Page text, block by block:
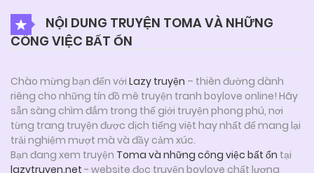
NỘI DUNG TRUYỆN TOMA VÀ NHỮNG
CÔNG VIỆC BẤT ỔN
Chào mừng bạn đến với Lazy truyện – thiên đường dành
riêng cho những tín đồ mê truyện tranh boylove online! Hãy
sẵn sàng chìm đắm trong thế giới truyện phong phú, nơi
từng trang truyện được dịch tiếng việt hay nhất để mang lại
trải nghiệm mượt mà và đầy cảm xúc.
Bạn đang xem truyện Toma và những công việc bất ổn tại
lazytruyen.net - website đọc truyện boylove chất lượng